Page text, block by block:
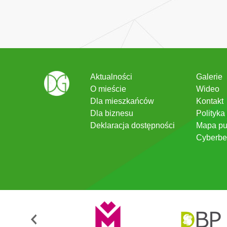
Aktualności
O mieście
Dla mieszkańców
Dla biznesu
Deklaracja dostępności
Galerie
Wideo
Kontakt
Mapa